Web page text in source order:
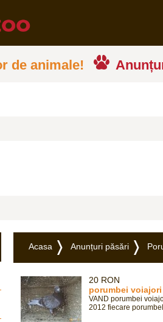
de animale!
Acasa Anunțuri păsări
20 RON
porumbei
VAND porumbei
2012 fiecare porumbel